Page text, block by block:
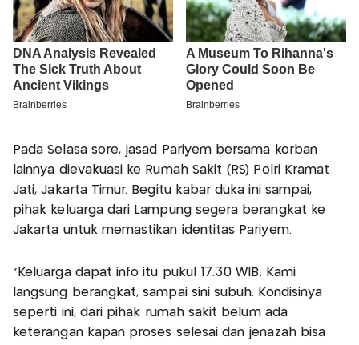
Pada Selasa sore, jasad Pariyem bersama korban
lainnya dievakuasi ke Rumah Sakit (RS) Polri Kramat
Jati, Jakarta Timur. Begitu kabar duka ini sampai,
pihak keluarga dari Lampung segera berangkat ke
Jakarta untuk memastikan identitas Pariyem.
"Keluarga dapat info itu pukul 17.30 WIB. Kami
langsung berangkat, sampai sini subuh. Kondisinya
seperti ini, dari pihak rumah sakit belum ada
keterangan kapan proses selesai dan jenazah bisa